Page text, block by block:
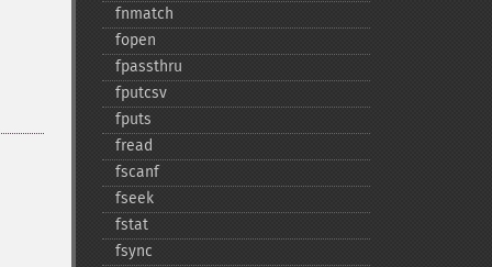
fnmatch
fopen
fpassthru
fputcsv
fputs
fread
fscanf
fseek
fstat
fsync